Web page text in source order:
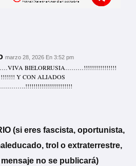
marzo 28, 2026 En 3:52 pm
BIELORRUSIA………!!!!!!!!!!!!!!!!
!!!!!!! Y CON ALIADOS
(si eres fascista, oportunista,
trol o extraterrestre,
no se publicará)